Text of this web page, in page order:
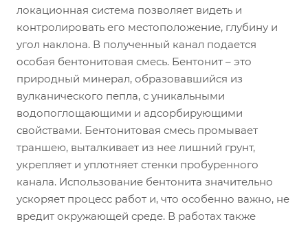
локационная система позволяет видеть и
контролировать его местоположение, глубину и
угол наклона. В полученный канал подается
особая бентонитовая смесь. Бентонит – это
природный минерал, образовавшийся из
вулканического пепла, с уникальными
водопоглощающими и адсорбирующими
свойствами. Бентонитовая смесь промывает
траншею, выталкивает из нее лишний грунт,
укрепляет и уплотняет стенки пробуренного
канала. Использование бентонита значительно
ускоряет процесс работ и, что особенно важно, не
вредит окружающей среде. В работах также